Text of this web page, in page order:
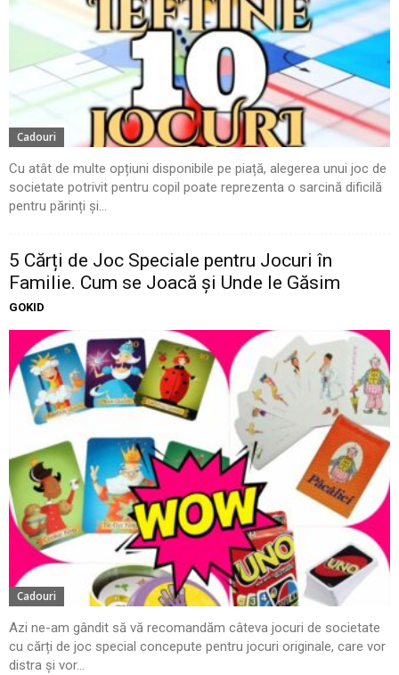
Cadouri
Cu atât de multe opțiuni disponibile pe piață, alegerea unui joc de
societate potrivit pentru copil poate reprezenta o sarcină dificilă
pentru părinți și...
5 Cărți de Joc Speciale pentru Jocuri în
Familie. Cum se Joacă și Unde le Găsim
GOKID
Cadouri
Azi ne-am gândit să vă recomandăm câteva jocuri de societate
cu cărți de joc special concepute pentru jocuri originale, care vor
distra și vor...